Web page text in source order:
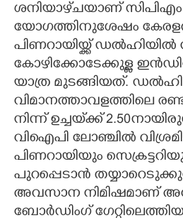
ശനിയാഴ്‌ചയാണ് സിപിഎം
യോഗത്തിനുശേഷം
പിണറായിയ്ക്ക് ഡൽഹിയിൽ
കോഴിക്കോടേക്കുള്ള
യാത്ര മുടങ്ങിയത്. ഡൽഹി
വിമാനത്താവളത്തിലെ
നിന്ന് ഉച്ചയ്‌ക്ക്
വിഐപി ലോഞ്ചിൽ
പിണറായിയും
പുറപ്പെടാൻ
അവസാന നിമിഷമാണ്
ബോർഡിംഗ്